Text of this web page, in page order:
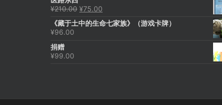
¥210.00 原
为：
¥75.00
价
《藏于土中的生命七家族》（游戏卡牌）
¥96.00
捐赠
¥99.00